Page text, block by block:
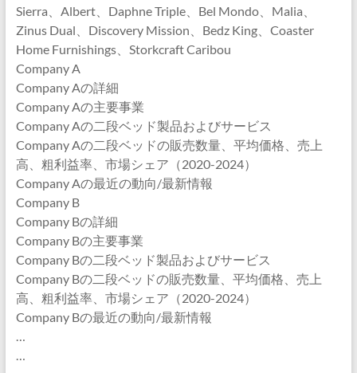
Sierra、Albert、Daphne Triple、Bel Mondo、Malia、
Zinus Dual、Discovery Mission、Bedz King、Coaster
Home Furnishings、Storkcraft Caribou
Company A
Company Aの詳細
Company Aの主要事業
Company Aの二段ベッド製品およびサービス
Company Aの二段ベッドの販売数量、平均価格、売上
高、粗利益率、市場シェア（2020-2024）
Company Aの最近の動向/最新情報
Company B
Company Bの詳細
Company Bの主要事業
Company Bの二段ベッド製品およびサービス
Company Bの二段ベッドの販売数量、平均価格、売上
高、粗利益率、市場シェア（2020-2024）
Company Bの最近の動向/最新情報
…
…